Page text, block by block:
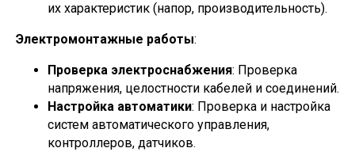
их характеристик (напор, производительность).
Электромонтажные работы:
Проверка электроснабжения: Проверка
напряжения, целостности кабелей и соединений.
Настройка автоматики: Проверка и настройка
систем автоматического управления,
контроллеров, датчиков.